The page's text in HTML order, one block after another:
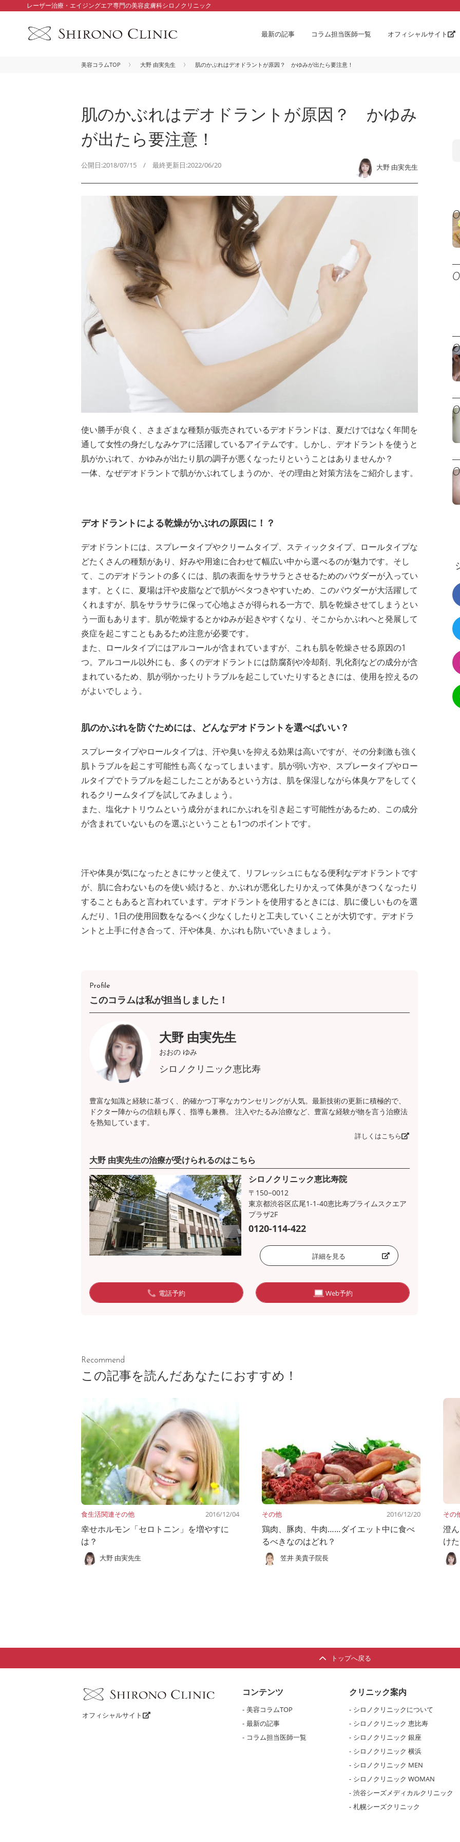
レーザー治療・エイジングエア専門の美容皮膚科シロノクリニック
最新の記事 コラム担当医師一覧 オフィシャルサイト
美容コラムTOP 大野 由実先生 肌のかぶれはデオドラントが原因？ かゆみが出たら要注意！
肌のかぶれはデオドラントが原因？ かゆみ
が出たら要注意！
公開日:2018/07/15 / 最終更新日:2022/06/20 大野 由実先生
使い勝手が良く、さまざまな種類が販売されているデオドランドは、夏だけではなく年間を
通して女性の身だしなみケアに活躍しているアイテムです。しかし、デオドラントを使うと
肌がかぶれて、かゆみが出たり肌の調子が悪くなったりということはありませんか？
一体、なぜデオドラントで肌がかぶれてしまうのか、その理由と対策方法をご紹介します。
デオドラントによる乾燥がかぶれの原因に！？
デオドラントには、スプレータイプやクリームタイプ、スティックタイプ、ロールタイプな
どたくさんの種類があり、好みや用途に合わせて幅広い中から選べるのが魅力です。そし
て、このデオドラントの多くには、肌の表面をサラサラとさせるためのパウダーが入ってい
ます。とくに、夏場は汗や皮脂などで肌がベタつきやすいため、このパウダーが大活躍して
くれますが、肌をサラサラに保って心地よさが得られる一方で、肌を乾燥させてしまうとい
う一面もあります。肌が乾燥するとかゆみが起きやすくなり、そこからかぶれへと発展して
炎症を起こすこともあるため注意が必要です。
また、ロールタイプにはアルコールが含まれていますが、これも肌を乾燥させる原因の1
つ。アルコール以外にも、多くのデオドラントには防腐剤や冷却剤、乳化剤などの成分が含
まれているため、肌が弱かったりトラブルを起こしていたりするときには、使用を控えるの
がよいでしょう。
肌のかぶれを防ぐためには、どんなデオドラントを選べばいい？
スプレータイプやロールタイプは、汗や臭いを抑える効果は高いですが、その分刺激も強く
肌トラブルを起こす可能性も高くなってしまいます。肌が弱い方や、スプレータイプやロー
ルタイプでトラブルを起こしたことがあるという方は、肌を保湿しながら体臭ケアをしてく
れるクリームタイプを試してみましょう。
また、塩化ナトリウムという成分がまれにかぶれを引き起こす可能性があるため、この成分
が含まれていないものを選ぶということも1つのポイントです。
汗や体臭が気になったときにサッと使えて、リフレッシュにもなる便利なデオドラントです
が、肌に合わないものを使い続けると、かぶれが悪化したりかえって体臭がきつくなったり
することもあると言われています。デオドラントを使用するときには、肌に優しいものを選
んだり、1日の使用回数をなるべく少なくしたりと工夫していくことが大切です。デオドラ
ントと上手に付き合って、汗や体臭、かぶれも防いでいきましょう。
Profile
このコラムは私が担当しました！
大野 由実先生
おおの ゆみ
シロノクリニック恵比寿
豊富な知識と経験に基づく、的確かつ丁寧なカウンセリングが人気。最新技術の更新に積極的で、
ドクター陣からの信頼も厚く、指導も兼務。 注入やたるみ治療など、豊富な経験が物を言う治療法
を熟知しています。
詳しくはこちら
大野 由実先生の治療が受けられるのはこちら
シロノクリニック恵比寿院
〒150−0012
東京都渋谷区広尾1-1-40恵比寿プライムスクエア
プラザ2F
0120-114-422
詳細を見る
電話予約 Web予約
Recommend
この記事を読んだあなたにおすすめ！
食生活関連その他 2016/12/04
幸せホルモン「セロトニン」を増やすに
は？
大野 由実先生
その他 2016/12/20
鶏肉、豚肉、牛肉……ダイエット中に食べ
るべきなのはどれ？
笠井 美貴子院長
その
澄
け
トップへ戻る
オフィシャルサイト
コンテンツ
美容コラムTOP
最新の記事
コラム担当医師一覧
クリニック案内
シロノクリニックについて
シロノクリニック 恵比寿
シロノクリニック 銀座
シロノクリニック 横浜
シロノクリニック MEN
シロノクリニック WOMAN
渋谷シーズメディカルクリニック
札幌シーズクリニック